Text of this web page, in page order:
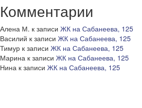
Комментарии
Алена М. к записи ЖК на Сабанеева, 125
Василий к записи ЖК на Сабанеева, 125
Тимур к записи ЖК на Сабанеева, 125
Марина к записи ЖК на Сабанеева, 125
Нина к записи ЖК на Сабанеева, 125